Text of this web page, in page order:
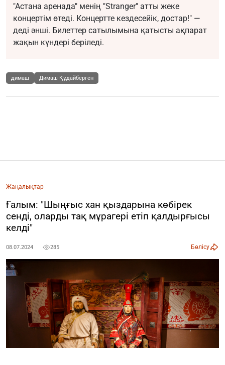
"Астана аренада" менің "Stranger" атты жеке
концертім өтеді. Концертте кездесейік, достар!" —
деді әнші. Билеттер сатылымына қатысты ақпарат
жақын күндері беріледі.
димаш Димаш Құдайберген
Жаңалықтар
Ғалым: "Шыңғыс хан қыздарына көбірек
сенді, оларды тақ мұрагері етіп қалдырғысы
келді"
08.07.2024 285 Бөлісу